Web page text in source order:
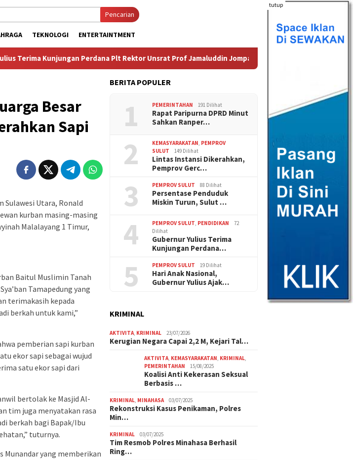
tutup
Pencarian
TEKNOLOGI ENTERTAINTMENT
Kunjungan Perdana Plt Rektor Unsrat Prof Jamaluddin Jompa
Besar
Sapi
Sulawesi Utara, Ronald
kurban masing-masing
Malalayang 1 Timur,
Baitul Muslimin Tanah
Tamapedung yang
terimakasih kepada
berkah untuk kami,”
pemberian sapi kurban
ekor sapi sebagai wujud
satu ekor sapi dari
bertolak ke Masjid Al-
tim juga menyatakan rasa
berkah bagi Bapak/Ibu
tuturnya.
Munandar yang memberikan
BERITA POPULER
1 PEMERINTAHAN 191 Dilihat
Rapat Paripurna DPRD Minut
Sahkan Ranper…
2 KEMASYARAKATAN, PEMPROV
SULUT
149 Dilihat
Lintas Instansi Dikerahkan,
Pemprov Gerc…
3 PEMPROV SULUT 88 Dilihat
Persentase Penduduk
Miskin Turun, Sulut …
4 PEMPROV SULUT, PENDIDIKAN
72
Dilihat
Gubernur Yulius Terima
Kunjungan Perdana…
5 PEMPROV SULUT 19 Dilihat
Hari Anak Nasional,
Gubernur Yulius Ajak…
KRIMINAL
AKTIVITA, KRIMINAL 23/07/2026
Kerugian Negara Capai 2,2 M, Kejari Tal…
AKTIVITA, KEMASYARAKATAN, KRIMINAL,
PEMERINTAHAN
15/08/2025
Koalisi Anti Kekerasan Seksual
Berbasis …
KRIMINAL, MINAHASA 03/07/2025
Rekonstruksi Kasus Penikaman, Polres
Min…
KRIMINAL 03/07/2025
Tim Resmob Polres Minahasa Berhasil
Ring…